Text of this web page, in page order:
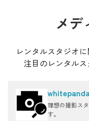
メデ
レンタルスタジオ
注目のレンタル
理想の撮影ス
す。